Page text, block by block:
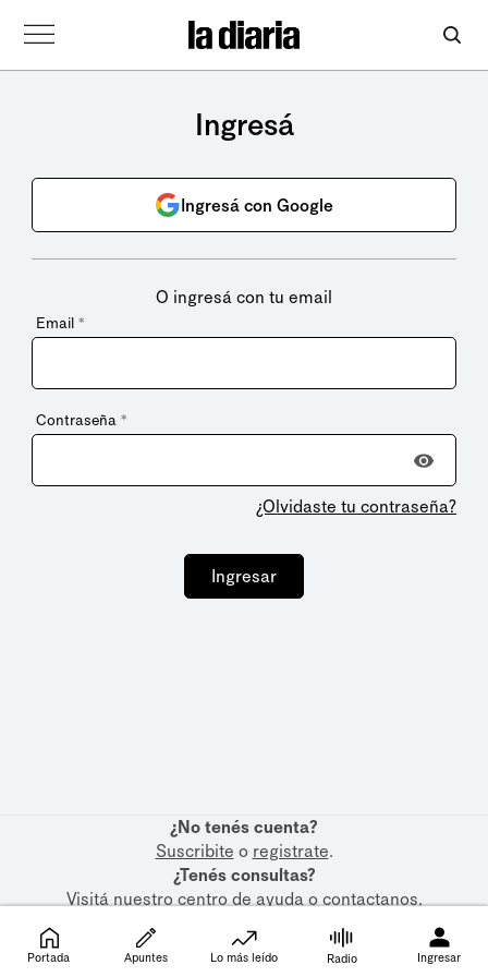
Ingresá
Ingresá con Google
O ingresá con tu email
Email *
Contraseña *
¿Olvidaste tu contraseña?
Ingresar
¿No tenés cuenta?
Suscribite o registrate.
¿Tenés consultas?
Visitá nuestrocentro de ayudaocontactanos.
Portada Apuntes Lo más leído Radio Ingresar